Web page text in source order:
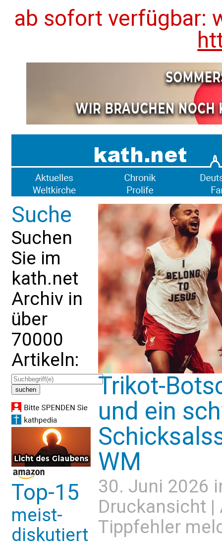
ab sofort verfügbar:
Suche
Suchen
Sie im
kath.net
Archiv in
über
70000
Artikeln:
Top-15
meist-
diskutiert
Trikot-
und ein
WM
30. Juni 2026
Druckansicht |
Tippfehler